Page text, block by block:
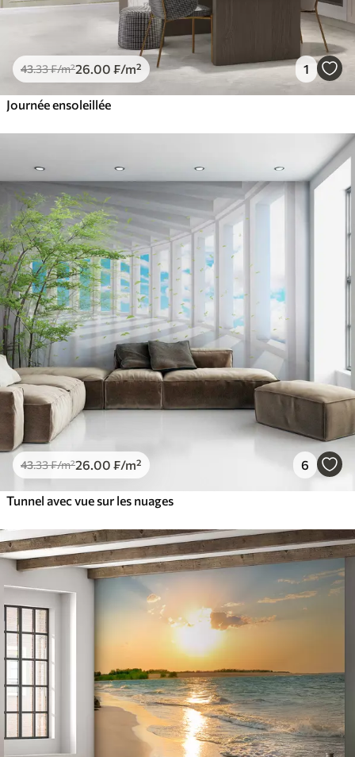
43.33₣/m²26 .00 ₣/m² 1
Journée ensoleillée
43.33₣/m²26 .00 ₣/m² 6
Tunnel avec vue sur les nuages